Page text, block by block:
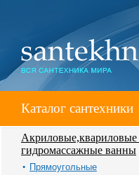
Каталог сантехники
Акриловые,квариловые
гидромассажные ванны
Прямоугольные